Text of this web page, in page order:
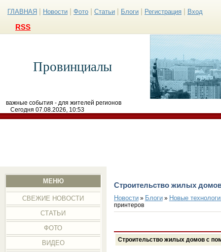
ГЛАВНАЯ Новости Фото Статьи Блоги Регистрация Вход
RSS
Провинциалы
важные события - для жителей регионов
Сегодня 07.08.2026, 10:53
МЕНЮ
СВЕЖИЕ НОВОСТИ
СТАТЬИ
ФОТО
ВИДЕО
Строительство жилых
Новости» Блоги» Новые
принтеров
Строительство жилых домов с